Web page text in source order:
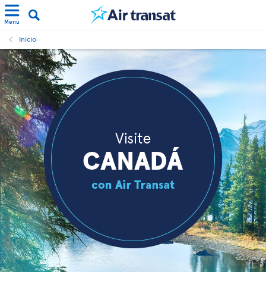
Menú
Inicio